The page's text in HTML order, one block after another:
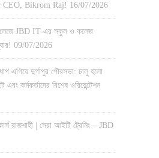
CEO, Bikrom Raj! 16/07/2026
কলেজে JBD IT-এর স্কুল ও কলেজ
09/07/2026
এগিয়ে দুর্গাপুর পৌরসভা: চালু হলো
এবং কর্মকর্তাদের বিশেষ ওরিয়েন্টেশন
রাজশাহী | সেরা আইটি ট্রেনিং – JBD